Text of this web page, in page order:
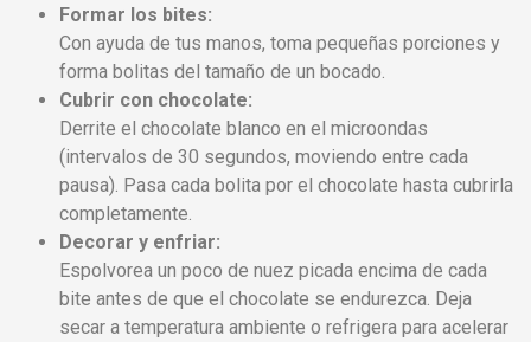
Formar los bites:
Con ayuda de tus manos, toma pequeñas porciones y
forma bolitas del tamaño de un bocado.
Cubrir con chocolate:
Derrite el chocolate blanco en el microondas
(intervalos de 30 segundos, moviendo entre cada
pausa). Pasa cada bolita por el chocolate hasta cubrirla
completamente.
Decorar y enfriar:
Espolvorea un poco de nuez picada encima de cada
bite antes de que el chocolate se endurezca. Deja
secar a temperatura ambiente o refrigera para acelerar